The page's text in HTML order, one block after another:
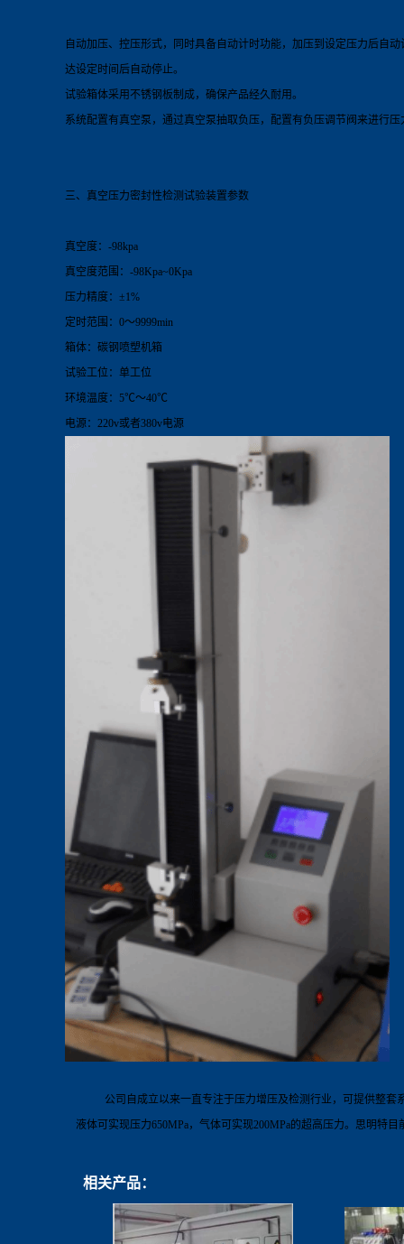
自动加压、控压形式，同时具备自动计时功能，加压到设定压力后自
达设定时间后自动停止。
试验箱体采用不锈钢板制成，确保产品经久耐用。
系统配置有真空泵，通过真空泵抽取负压，配置有负压调节阀来进行
三、 真空压力密封性检测试验装置参数
真空度：-98kpa
真空度范围：-98Kpa~0Kpa
压力精度：±1%
定时范围：0～9999min
箱体：碳钢喷塑机箱
试验工位：单工位
环境温度：5℃～40℃
电源：220v或者380v电源
公司自 成立以来一直专注于压力增压及检测行业，可提供整套
液体可实现压力650MPa，气体可实现200MPa的超高压力。思明特目
相关产品：